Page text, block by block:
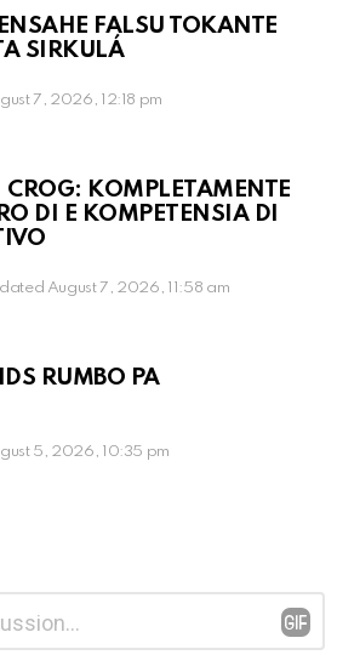
FALSU TOKANTE
SIRKULÁ
7, 2026, 12:18 pm
CROG: KOMPLETAMENTE
DI E KOMPETENSIA DI
August 7, 2026, 11:58 am
RUMBO PA
5, 2026, 10:35 pm